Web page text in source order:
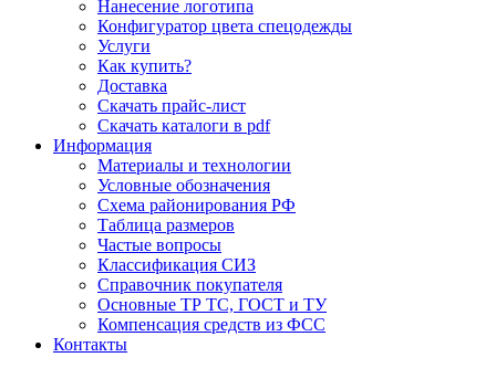
Нанесение логотипа
Конфигуратор цвета спецодежды
Услуги
Как купить?
Доставка
Скачать прайс-лист
Скачать каталоги в pdf
Информация
Материалы и технологии
Условные обозначения
Схема районирования РФ
Таблица размеров
Частые вопросы
Классификация СИЗ
Справочник покупателя
Основные ТР ТС, ГОСТ и ТУ
Компенсация средств из ФСС
Контакты